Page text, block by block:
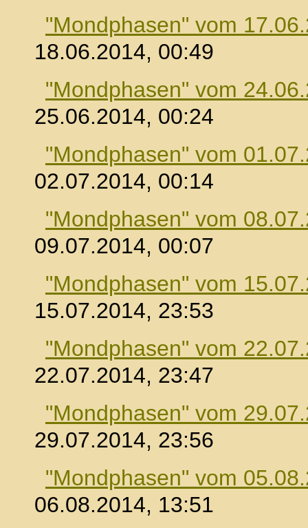
"Mondphasen" vom
18.06.2014, 00:49
"Mondphasen" vom
25.06.2014, 00:24
"Mondphasen" vom
02.07.2014, 00:14
"Mondphasen" vom
09.07.2014, 00:07
"Mondphasen" vom
15.07.2014, 23:53
"Mondphasen" vom
22.07.2014, 23:47
"Mondphasen" vom
29.07.2014, 23:56
"Mondphasen" vom
06.08.2014, 13:51